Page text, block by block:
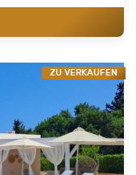
ZU VERKAUFEN